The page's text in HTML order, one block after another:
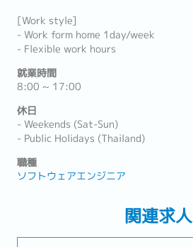
[Work style]
- Work form home 1day/week
- Flexible work hours
就業時間
8:00 ~ 17:00
休日
- Weekends (Sat-Sun)
- Public Holidays (Thailand)
職種
ソフトウェアエンジニア
関連求人